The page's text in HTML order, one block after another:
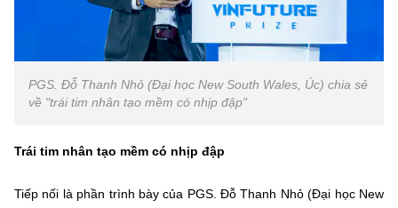
PGS. Đỗ Thanh Nhỏ (Đại học New South Wales, Úc) chia sẻ
về "trái tim nhân tạo mềm có nhịp đập"
Trái tim nhân tạo mềm có nhịp đập
Tiếp nối là phần trình bày của PGS. Đỗ Thanh Nhỏ (Đại học New